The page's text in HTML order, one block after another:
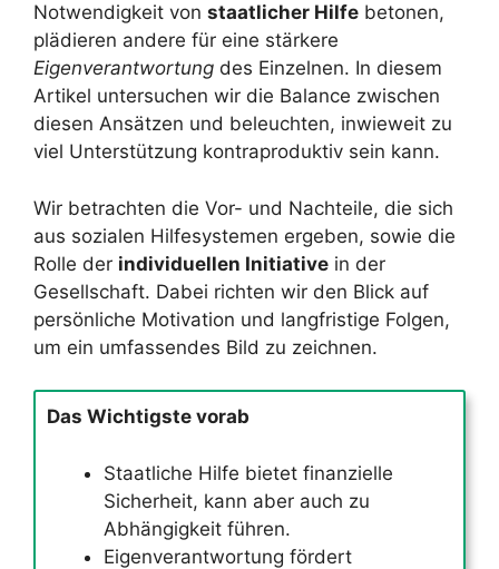
Notwendigkeit von staatlicher Hilfe betonen,
plädieren andere für eine stärkere
Eigenverantwortung des Einzelnen. In diesem
Artikel untersuchen wir die Balance zwischen
diesen Ansätzen und beleuchten, inwieweit zu
viel Unterstützung kontraproduktiv sein kann.
Wir betrachten die Vor- und Nachteile, die sich
aus sozialen Hilfesystemen ergeben, sowie die
Rolle der individuellen Initiative in der
Gesellschaft. Dabei richten wir den Blick auf
persönliche Motivation und langfristige Folgen,
um ein umfassendes Bild zu zeichnen.
Das Wichtigste vorab
Staatliche Hilfe bietet finanzielle
Sicherheit, kann aber auch zu
Abhängigkeit führen.
Eigenverantwortung fördert